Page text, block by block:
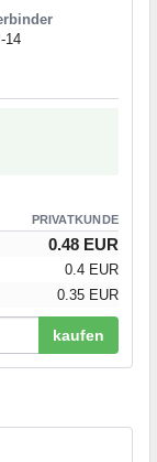
14
PRIVATKUNDE
0.48 EUR
0.4 EUR
0.35 EUR
kaufen